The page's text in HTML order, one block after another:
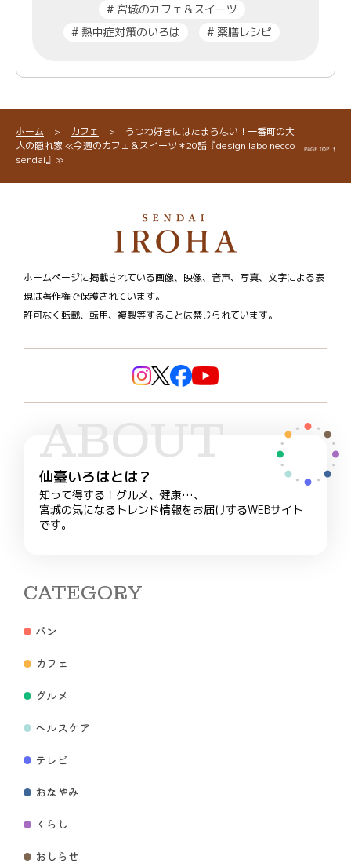
#宮城のカフェ＆スイーツ
# 熱中症対策のいろは # 薬膳レシピ
ホーム > カフェ >
うつわ好きにはたまらない！一番町の大
人の隠れ家 ≪今週のカフェ＆スイーツ＊20話『design labo necco
sendai』≫
ホームページに掲載されている画像、映像、音声、写真、文字による表
現は著作権で保護されています。
許可なく転載、転用、複製等することは禁じられています。
ABOUT
仙臺いろはとは？
知って得する！グルメ、健康…、
宮城の気になるトレンド情報をお届けするWEBサイト
です。
CATEGORY
パン
カフェ
グルメ
ヘルスケア
テレビ
おなやみ
くらし
おしらせ